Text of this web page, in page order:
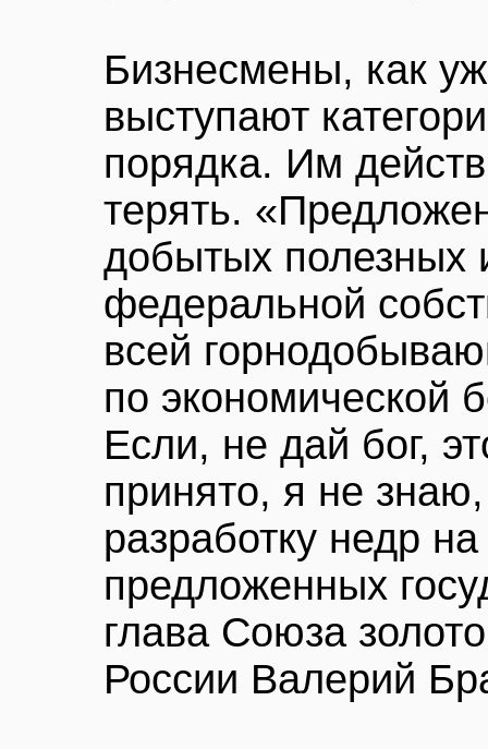
Бизнесмены, как
выступают
порядка. Им
терять.
добытых полезных
федеральной
всей
по экономической
Если, не дай бог,
принято, я не
разработку недр
предложенных
глава Союза
России Валерий